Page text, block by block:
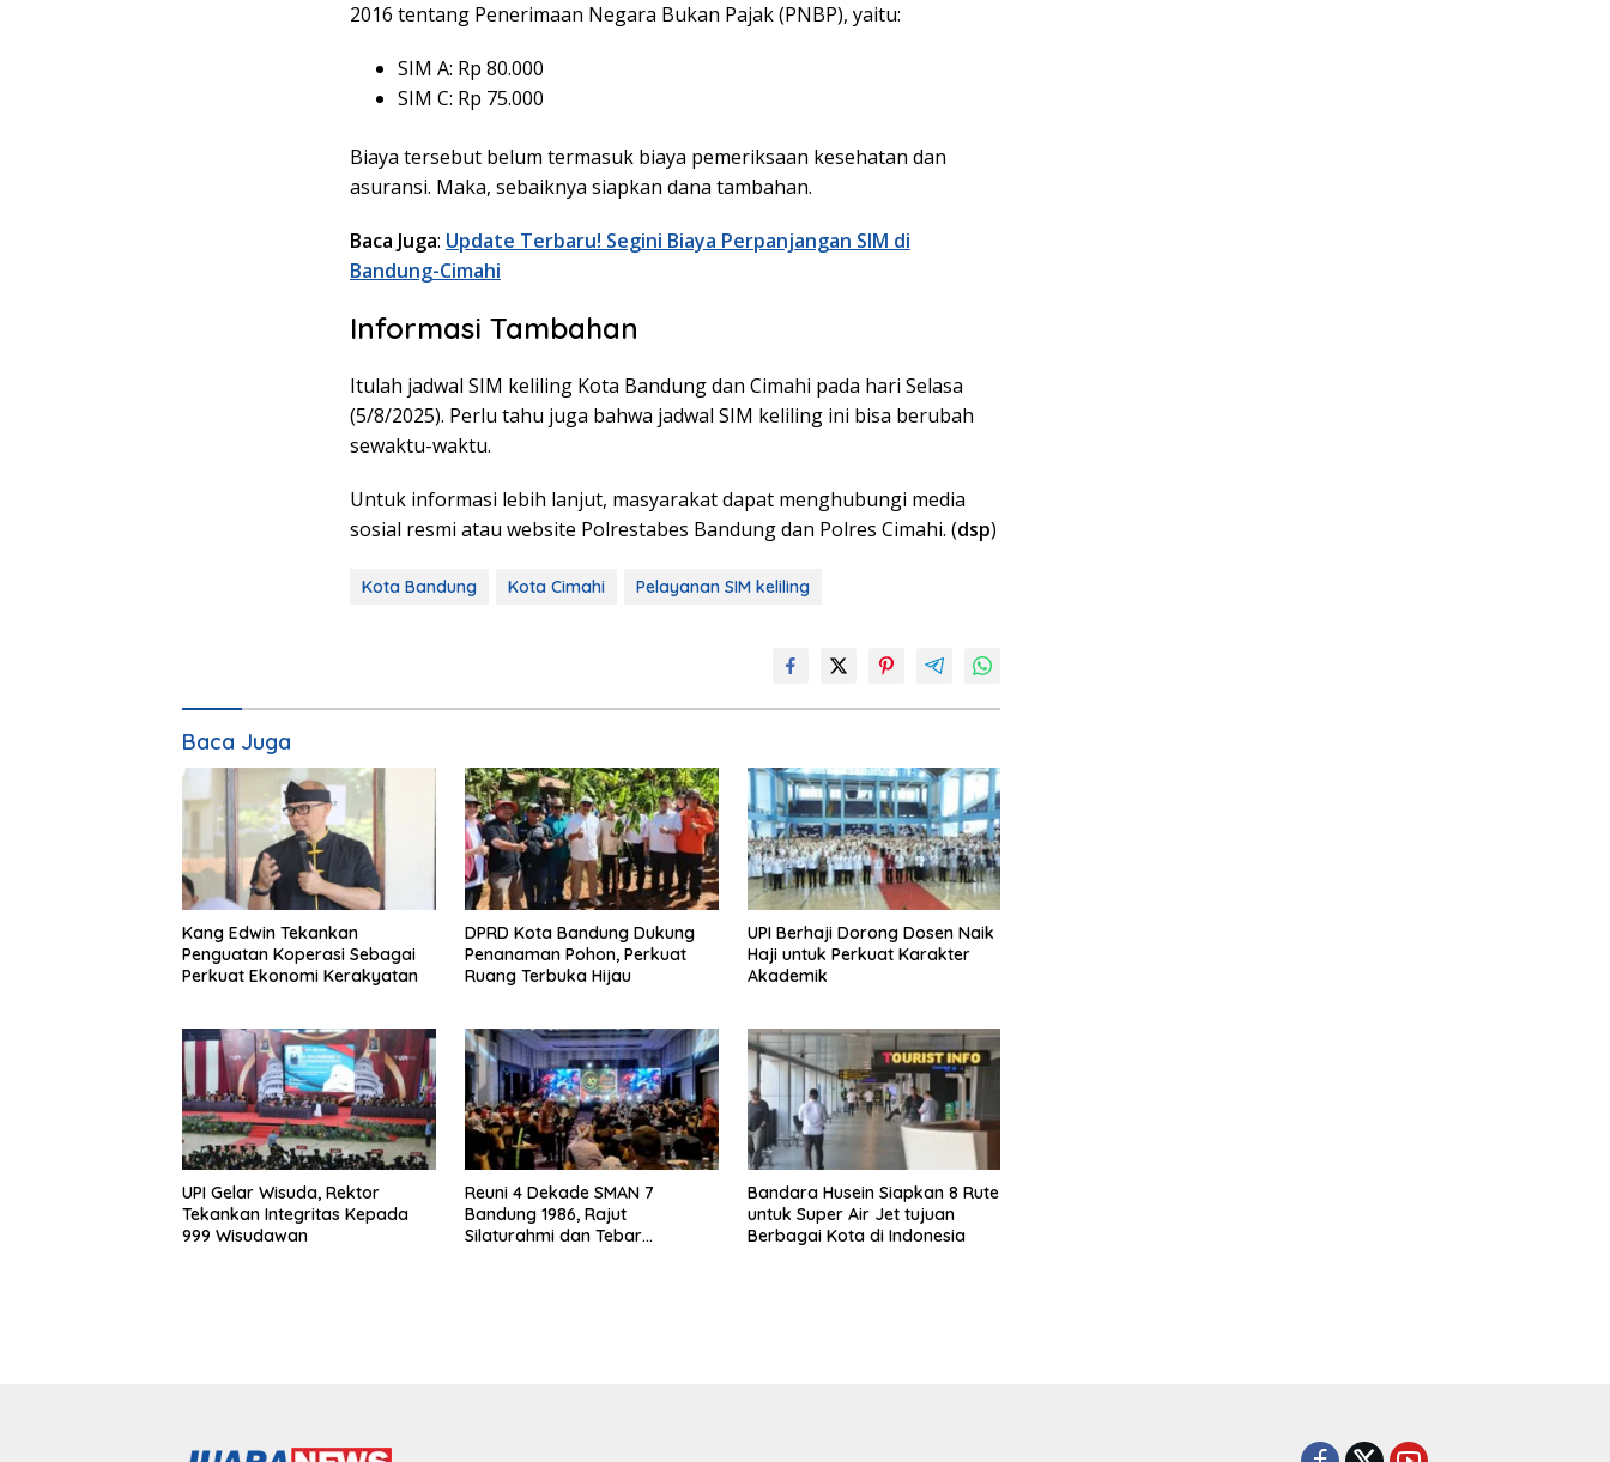
2016 tentang Penerimaan Negara Bukan Pajak (PNBP), yaitu:
SIM A: Rp 80.000
SIM C: Rp 75.000
Biaya tersebut belum termasuk biaya pemeriksaan kesehatan dan
asuransi. Maka, sebaiknya siapkan dana tambahan.
Baca Juga: Update Terbaru! Segini Biaya Perpanjangan SIM di
Bandung-Cimahi
Informasi Tambahan
Itulah jadwal SIM keliling Kota Bandung dan Cimahi pada hari Selasa
(5/8/2025). Perlu tahu juga bahwa jadwal SIM keliling ini bisa berubah
sewaktu-waktu.
Untuk informasi lebih lanjut, masyarakat dapat menghubungi media
sosial resmi atau website Polrestabes Bandung dan Polres Cimahi. (dsp)
Kota Bandung Kota Cimahi Pelayanan SIM keliling
Baca Juga
Kang Edwin Tekankan
Penguatan Koperasi Sebagai
Perkuat Ekonomi Kerakyatan
DPRD Kota Bandung Dukung
Penanaman Pohon, Perkuat
Ruang Terbuka Hijau
UPI Berhaji Dorong Dosen Naik
Haji untuk Perkuat Karakter
Akademik
UPI Gelar Wisuda, Rektor
Tekankan Integritas Kepada
999 Wisudawan
Reuni 4 Dekade SMAN 7
Bandung 1986, Rajut
Silaturahmi dan Tebar
Bandara Husein Siapkan 8 Rute
untuk Super Air Jet tujuan
Berbagai Kota di Indonesia